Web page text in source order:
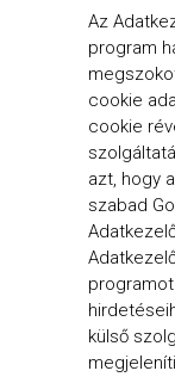
Az
program
cookie
cookie
azt, hogy
szabad
külső